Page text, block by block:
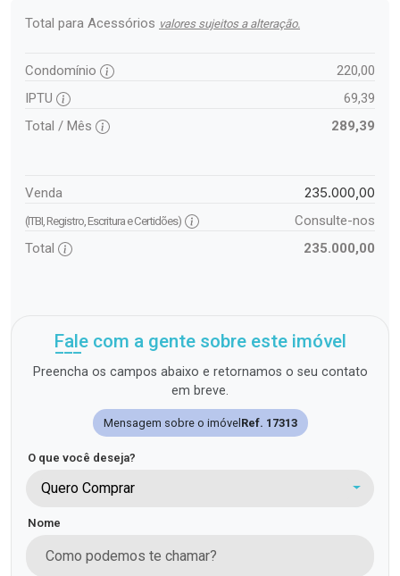
Total para Acessórios valores sujeitos a alteração.
Condomínio
220,00
IPTU
69,39
Total / Mês
289,39
Venda 235.000,00
(ITBI, Registro, Escritura e Certidões)
Consulte-nos
Total
235.000,00
Fale com a gente sobre este imóvel
Preencha os campos abaixo e retornamos o seu contato
em breve.
Mensagem sobre o imóvelRef. 17313
O que você deseja?
Quero Comprar
Nome